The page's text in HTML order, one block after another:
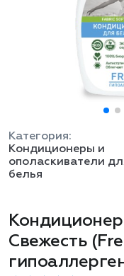
Свежесть
Категория:
Кондиционеры и
ополаскиватели
белья